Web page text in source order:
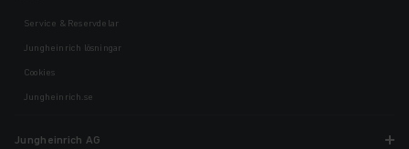
Service & Reservdelar
Jungheinrich lösningar
Cookies
Jungheinrich.se
Jungheinrich AG